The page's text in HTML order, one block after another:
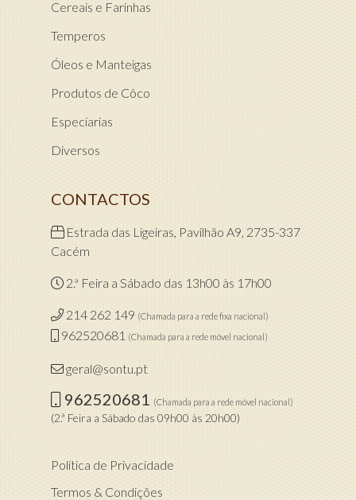
Cereais e Farinhas
Temperos
Óleos e Manteigas
Produtos de Côco
Especiarias
Diversos
CONTACTOS
Estrada das Ligeiras, Pavilhão A9, 2735-337
Cacém
2.ª Feira a Sábado das 13h00 às 17h00
214 262 149 (Chamada para a rede fixa nacional)
962520681 (Chamada para a rede móvel nacional)
geral@sontu.pt
962520681 (Chamada para a rede móvel nacional)
(2.ª Feira a Sábado das 09h00 às 20h00)
Política de Privacidade
Termos & Condições